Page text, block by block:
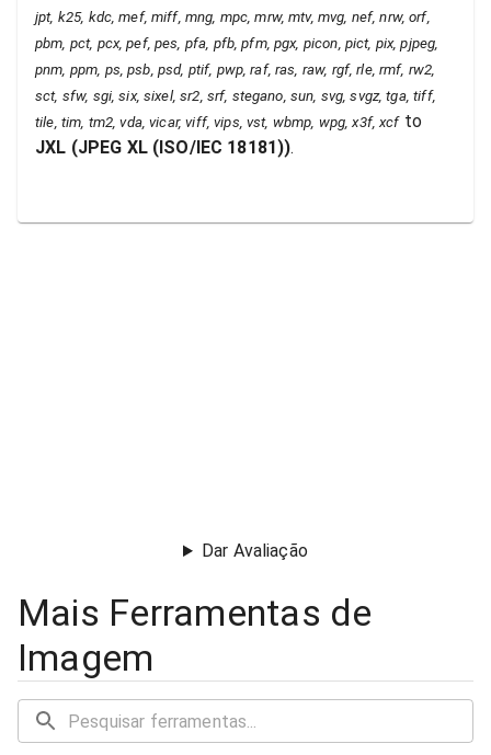
jpt, k25, kdc, mef, miff, mng, mpc, mrw, mtv, mvg, nef, nrw, orf,
pbm, pct, pcx, pef, pes, pfa, pfb, pfm, pgx, picon, pict, pix, pjpeg,
pnm, ppm, ps, psb, psd, ptif, pwp, raf, ras, raw, rgf, rle, rmf, rw2,
sct, sfw, sgi, six, sixel, sr2, srf, stegano, sun, svg, svgz, tga, tiff,
tile, tim, tm2, vda, vicar, viff, vips, vst, wbmp, wpg, x3f, xcfto
JXL (JPEG XL (ISO/IEC 18181)).
Dar Avaliação
Mais Ferramentas de
Imagem